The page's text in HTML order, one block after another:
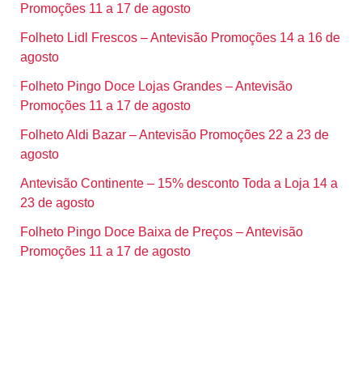
Promoções 11 a 17 de agosto
Folheto Lidl Frescos – Antevisão Promoções 14 a 16 de
agosto
Folheto Pingo Doce Lojas Grandes – Antevisão
Promoções 11 a 17 de agosto
Folheto Aldi Bazar – Antevisão Promoções 22 a 23 de
agosto
Antevisão Continente – 15% desconto Toda a Loja 14 a
23 de agosto
Folheto Pingo Doce Baixa de Preços – Antevisão
Promoções 11 a 17 de agosto